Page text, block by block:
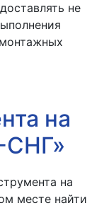
не
на
СНГ»
на
месте найти